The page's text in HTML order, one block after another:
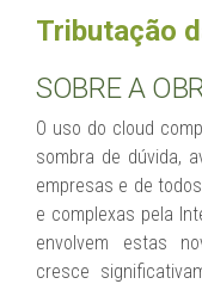
Tributação
SOBRE A
O uso do cloud
sombra de dúvida,
empresas e de
e complexas pela
envolvem estas
cresce